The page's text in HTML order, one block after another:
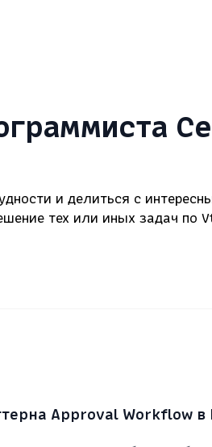
и делиться с
тех или иных задач по
Approval Workflow в